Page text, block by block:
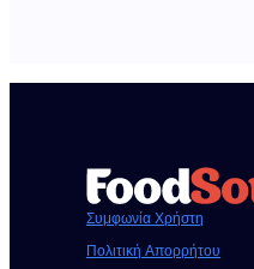
Συμφωνία Χρήστη
Πολιτική Απορρήτου